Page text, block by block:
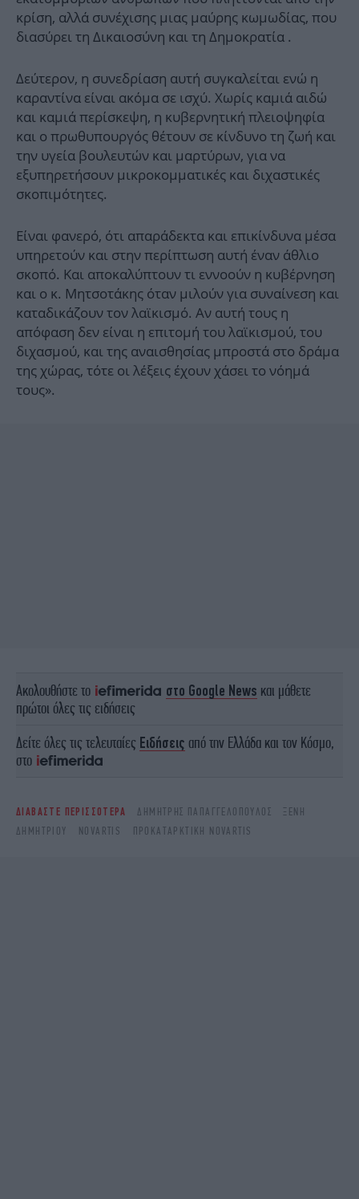
κρίση, αλλά συνέχισης μιας μαύρης κωμωδίας, που
διασύρει τη Δικαιοσύνη και τη Δημοκρατία .
Δεύτερον, η συνεδρίαση αυτή συγκαλείται ενώ η
καραντίνα είναι ακόμα σε ισχύ. Χωρίς καμιά αιδώ
και καμιά περίσκεψη, η κυβερνητική πλειοψηφία
και ο πρωθυπουργός θέτουν σε κίνδυνο τη ζωή και
την υγεία βουλευτών και μαρτύρων, για να
εξυπηρετήσουν μικροκομματικές και διχαστικές
σκοπιμότητες.
Είναι φανερό, ότι απαράδεκτα και επικίνδυνα μέσα
υπηρετούν και στην περίπτωση αυτή έναν άθλιο
σκοπό. Και αποκαλύπτουν τι εννοούν η κυβέρνηση
και ο κ. Μητσοτάκης όταν μιλούν για συναίνεση και
καταδικάζουν τον λαϊκισμό. Αν αυτή τους η
απόφαση δεν είναι η επιτομή του λαϊκισμού, του
διχασμού, και της αναισθησίας μπροστά στο δράμα
της χώρας, τότε οι λέξεις έχουν χάσει το νόημά
τους».
Ακολουθήστε το στο Google News και μάθετε
πρώτοι όλες τις ειδήσεις
Δείτε όλες τις τελευταίες Ειδήσεις από την Ελλάδα και τον Κόσμο,
στο
ΔΙΑΒΑΣΤΕ ΠΕΡΙΣΣΟΤΕΡΑ ΔΗΜΉΤΡΗΣ ΠΑΠΑΓΓΕΛΌΠΟΥΛΟΣ
ΞΈΝΗ
ΔΗΜΗΤΡΊΟΥ
NOVARTIS ΠΡΟΚΑΤΑΡΚΤΙΚΉ NOVARTIS